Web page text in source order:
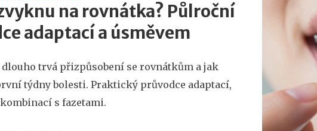
na rovnátka? Půlroční
adaptací a úsměvem
trvá přizpůsobení se rovnátkům a jak
týdny bolesti. Praktický průvodce adaptací,
s fazetami.